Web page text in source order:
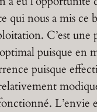
qui nous a mis
C’est
puisque en
puisque